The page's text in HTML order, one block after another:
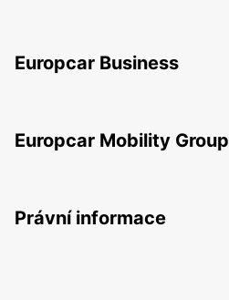
Europcar Business
Europcar Mobility Group
Právní informace